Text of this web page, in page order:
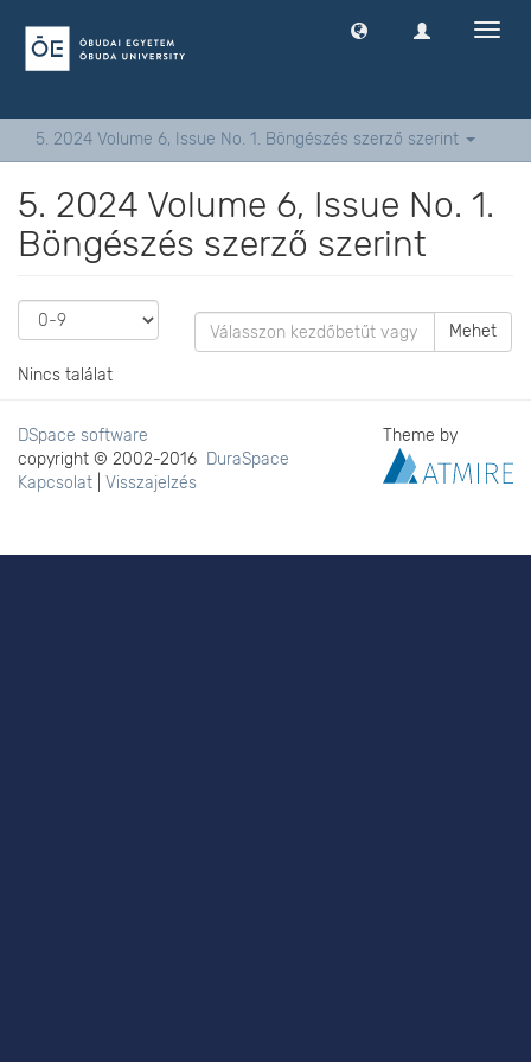
5. 2024 Volume 6, Issue No. 1. Böngészés szerző szerint
5. 2024 Volume 6, Issue No. 1.
Böngészés szerző szerint
Mehet
Nincs találat
DSpace software
copyright © 2002-2016 DuraSpace
Kapcsolat
Visszajelzés
Theme by